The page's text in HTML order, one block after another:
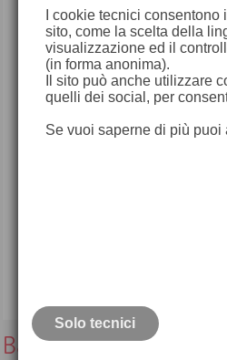
Barre di convergenza
I cookie tecnici
sito, come la scelta della
visualizzazione ed il
(in forma anonima).
Il sito può anche utilizzare
quelli dei social, per
Se vuoi saperne di più puoi
Solo tecnici